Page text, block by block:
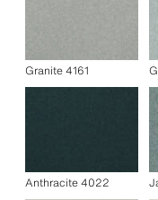
Granite 4161
Anthracite 4022